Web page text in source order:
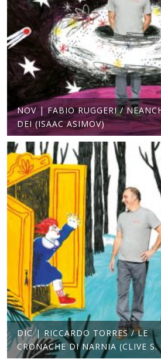
NOV | FABIO RUGGERI /
DEI (ISAAC ASIMOV)
DIC | RICCARDO TORRES / LE
CRONACHE DI NARNIA (CLIVE S.